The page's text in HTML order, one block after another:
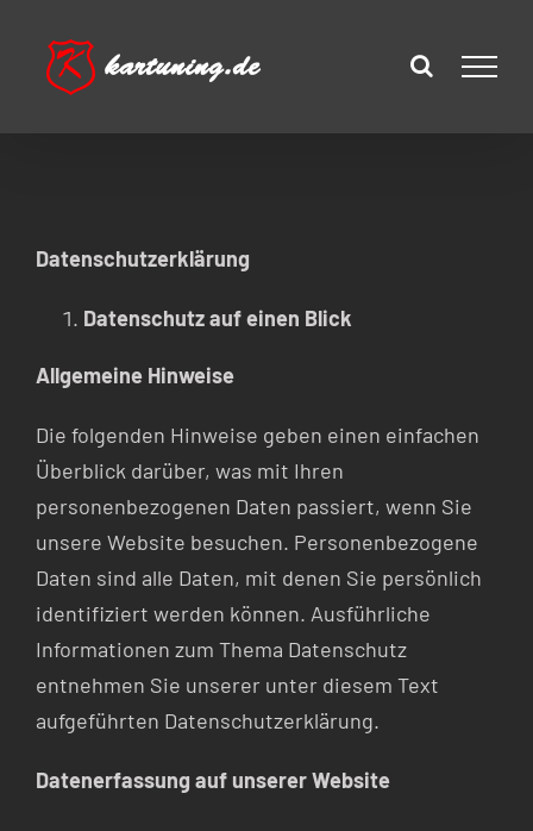
Inhalt
springen
Datenschutzerklärung
Datenschutz auf einen Blick
Allgemeine Hinweise
Die folgenden Hinweise geben einen einfachen
Überblick darüber, was mit Ihren
personenbezogenen Daten passiert, wenn Sie
unsere Website besuchen. Personenbezogene
Daten sind alle Daten, mit denen Sie persönlich
identifiziert werden können. Ausführliche
Informationen zum Thema Datenschutz
entnehmen Sie unserer unter diesem Text
aufgeführten Datenschutzerklärung.
Datenerfassung auf unserer Website